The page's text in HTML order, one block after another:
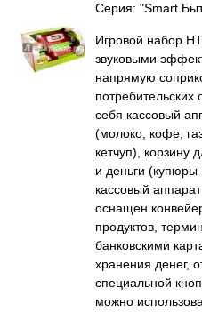
Серия:
Игровой набор
звуковыми
напрямую
себя кассовый
(молоко, кофе,
кетчуп), корзину
и деньги
кассовый
оснащен
продуктов,
банковскими
хранения денег,
специальной
можно